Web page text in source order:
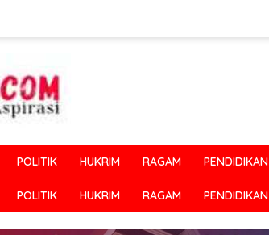
POLITIK HUKRIM RAGAM PENDIDIKAN
POLITIK HUKRIM RAGAM PENDIDIKAN